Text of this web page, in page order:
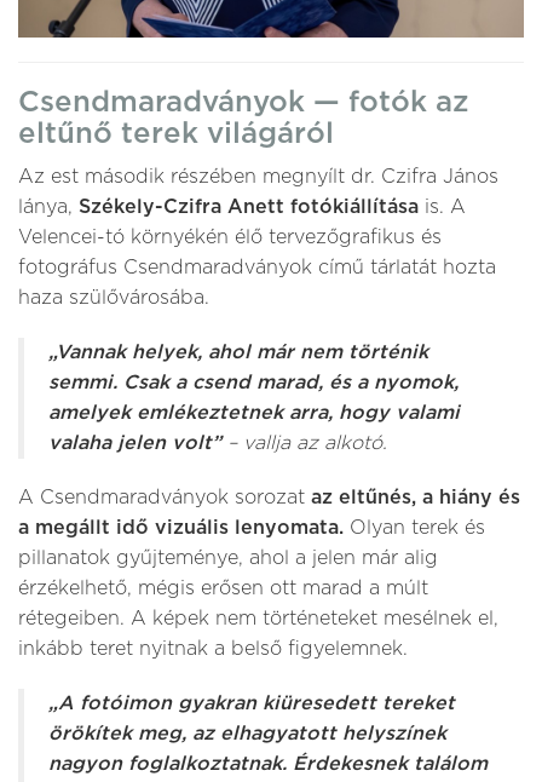
Csendmaradványok — fotók az
eltűnő terek világáról
Az est második részében megnyílt dr. Czifra János
lánya, Székely-Czifra Anett fotókiállítása is. A
Velencei-tó környékén élő tervezőgrafikus és
fotográfus Csendmaradványok című tárlatát hozta
haza szülővárosába.
„Vannak helyek, ahol már nem történik
semmi. Csak a csend marad, és a nyomok,
amelyek emlékeztetnek arra, hogy valami
valaha jelen volt”– vallja az alkotó.
A Csendmaradványok sorozat az eltűnés, a hiány és
a megállt idő vizuális lenyomata. Olyan terek és
pillanatok gyűjteménye, ahol a jelen már alig
érzékelhető, mégis erősen ott marad a múlt
rétegeiben. A képek nem történeteket mesélnek el,
inkább teret nyitnak a belső figyelemnek.
„A fotóimon gyakran kiüresedett tereket
örökítek meg, az elhagyatott helyszínek
nagyon foglalkoztatnak. Érdekesnek találom